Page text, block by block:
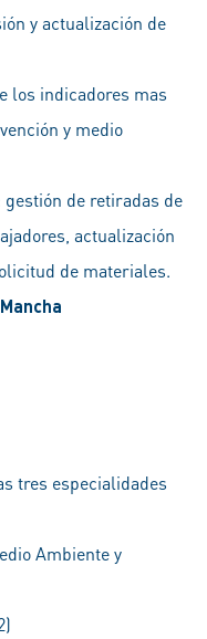
y actualización de
los indicadores mas
y medio
de retiradas de
actualización
de materiales.
tres especialidades
Ambiente y